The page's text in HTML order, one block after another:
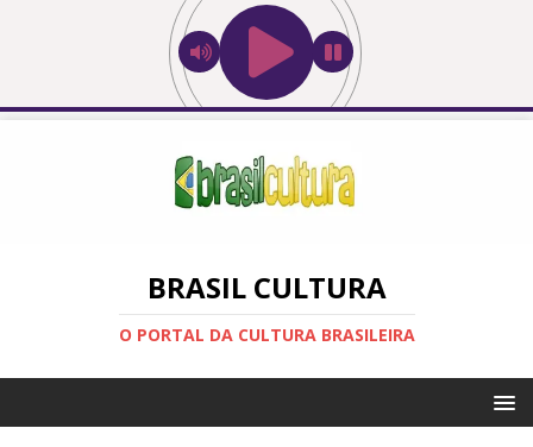
BRASIL CULTURA
O PORTAL DA CULTURA BRASILEIRA